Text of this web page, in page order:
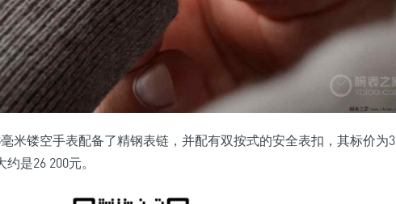
米镂空手表配备了精钢表链，并配有双按式的安全表扣，其标价为3
是26 200元。